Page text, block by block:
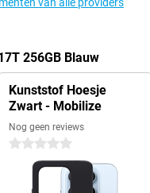
256GB Blauw
Kunststof Hoesje
Zwart - Mobilize
Nog geen reviews
0 sterren